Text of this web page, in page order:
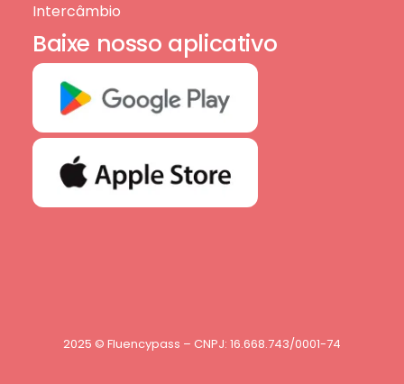
Intercâmbio
Baixe nosso aplicativo
2025 © Fluencypass – CNPJ: 16.668.743/0001-74